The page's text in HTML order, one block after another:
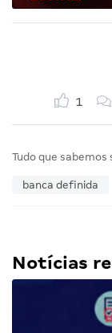
1
Tudo que sabemos
banca definida
Notícias